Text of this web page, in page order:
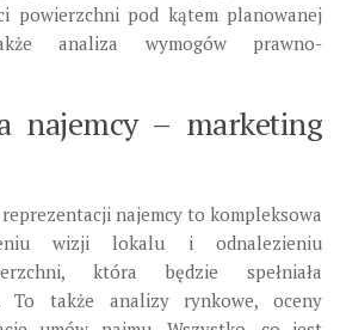
powierzchni pod kątem planowanej
analiza wymogów prawno-
najemcy – marketing
reprezentacji najemcy to kompleksowa
wizji lokalu i odnalezieniu
która będzie spełniała
To także analizy rynkowe, oceny